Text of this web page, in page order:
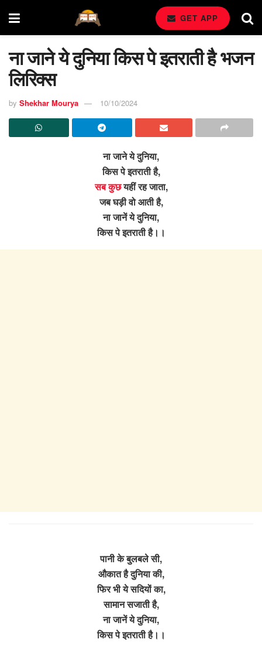
GET APP
ना जाने ये दुनिया किस पे इतराती है भजन
लिरिक्स
by Shekhar Mourya 10/10/2024
ना जाने ये दुनिया,
किस पे इतराती है,
सब कुछयहीं रह जाता,
जब घड़ी वो आती है,
ना जानें ये दुनिया,
किस पे इतराती है।।
पानी के बुलबले सी,
औकात है दुनिया की,
फिर भी ये सदियों का,
सामान सजाती है,
ना जानें ये दुनिया,
किस पे इतराती है।।